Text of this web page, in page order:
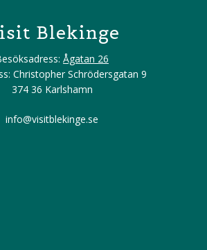
Blekinge
Ågatan 26
Christopher Schrödersgatan 9
374 36 Karlshamn
info@visitblekinge.se